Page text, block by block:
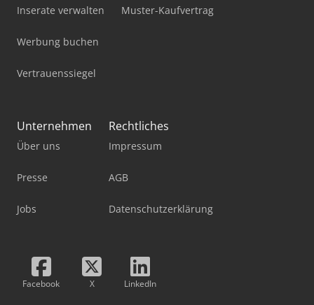
Inserate verwalten
Werbung buchen
Vertrauenssiegel
Muster-Kaufvertrag
Unternehmen
Über uns
Presse
Jobs
Rechtliches
Impressum
AGB
Datenschutzerklärung
Facebook X LinkedIn